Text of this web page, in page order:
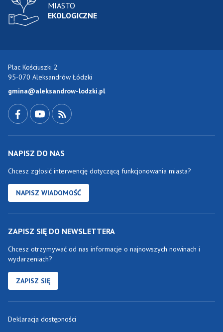
MIASTO
EKOLOGICZNE
Plac Kościuszki 2
95-070 Aleksandrów Łódzki
gmina@aleksandrow-lodzki.pl
NAPISZ DO NAS
Chcesz zgłosić interwencję dotyczącą funkcjonowania miasta?
NAPISZ WIADOMOŚĆ
ZAPISZ SIĘ DO NEWSLETTERA
Chcesz otrzymywać od nas informacje o najnowszych nowinach i
wydarzeniach?
ZAPISZ SIĘ
Deklaracja dostępności